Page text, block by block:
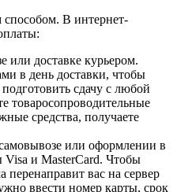
В интернет-
или доставке курьером.
в день доставки, чтобы
сдачу с любой
товаросопроводительные
средства, получаете
или оформлении в
Visa и MasterCard. Чтобы
перенаправит вас на сервер
ввести номер карты, срок